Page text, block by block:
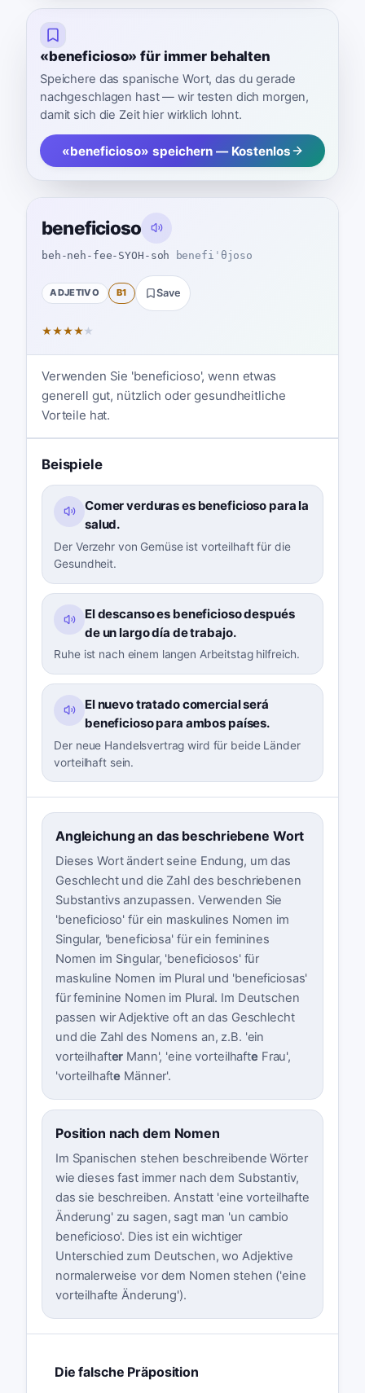
«beneficioso» für immer behalten
Speichere das spanische Wort, das du gerade
nachgeschlagen hast — wir testen dich morgen,
damit sich die Zeit hier wirklich lohnt.
«beneficioso» speichern — Kostenlos
beneficioso
beh-neh-fee-SYOH-soh benefiˈθjoso
ADJETIVO B1 Save
★★★★★
Verwenden Sie 'beneficioso', wenn etwas
generell gut, nützlich oder gesundheitliche
Vorteile hat.
Beispiele
Comer verduras es beneficioso para la
salud.
Der Verzehr von Gemüse ist vorteilhaft für die
Gesundheit.
El descanso es beneficioso después
de un largo día de trabajo.
Ruhe ist nach einem langen Arbeitstag hilfreich.
El nuevo tratado comercial será
beneficioso para ambos países.
Der neue Handelsvertrag wird für beide Länder
vorteilhaft sein.
Angleichung an das beschriebene Wort
Dieses Wort ändert seine Endung, um das
Geschlecht und die Zahl des beschriebenen
Substantivs anzupassen. Verwenden Sie
'beneficioso' für ein maskulines Nomen im
Singular, 'beneficiosa' für ein feminines
Nomen im Singular, 'beneficiosos' für
maskuline Nomen im Plural und 'beneficiosas'
für feminine Nomen im Plural. Im Deutschen
passen wir Adjektive oft an das Geschlecht
und die Zahl des Nomens an, z.B. 'ein
vorteilhafter Mann', 'eine vorteilhafteFrau',
'vorteilhafte Männer'.
Position nach dem Nomen
Im Spanischen stehen beschreibende Wörter
wie dieses fast immer nach dem Substantiv,
das sie beschreiben. Anstatt 'eine vorteilhafte
Änderung' zu sagen, sagt man 'un cambio
beneficioso'. Dies ist ein wichtiger
Unterschied zum Deutschen, wo Adjektive
normalerweise vor dem Nomen stehen ('eine
vorteilhafte Änderung').
Die falsche Präposition